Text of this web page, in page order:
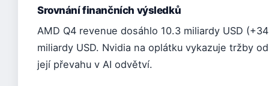
Srovnání finančních výsledků
AMD Q4 revenue dosáhlo 10.3 miliardy USD
miliardy USD. Nvidia na oplátku vykazuje tržby
její převahu v AI odvětví.